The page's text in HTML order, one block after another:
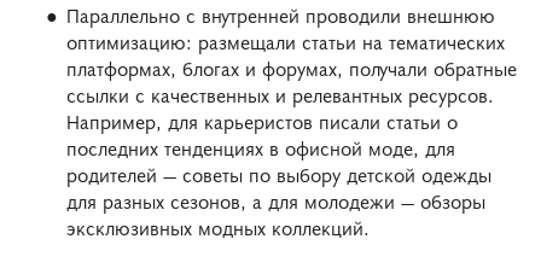
Параллельно с внутренней проводили внешнюю
оптимизацию: размещали статьи на тематических
платформах, блогах и форумах, получали обратные
ссылки с качественных и релевантных ресурсов.
Например, для карьеристов писали статьи о
последних тенденциях в офисной моде, для
родителей — советы по выбору детской одежды
для разных сезонов, а для молодежи — обзоры
эксклюзивных модных коллекций.